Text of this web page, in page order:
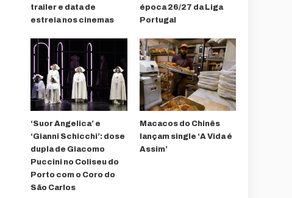
trailer e data de
estreia nos cinemas
época 26/27 da Liga
Portugal
‘Suor Angelica’ e
‘Gianni Schicchi’: dose
dupla de Giacomo
Puccini no Coliseu do
Porto com o Coro do
São Carlos
Macacos do Chinês
lançam single ‘A Vida é
Assim’